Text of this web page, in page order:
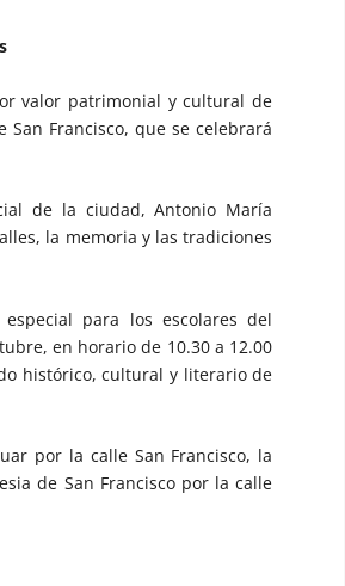
valor patrimonial y cultural de
Francisco, que se celebrará
de la ciudad, Antonio María
la memoria y las tradiciones
para los escolares del
en horario de 10.30 a 12.00
histórico, cultural y literario de
por la calle San Francisco, la
de San Francisco por la calle